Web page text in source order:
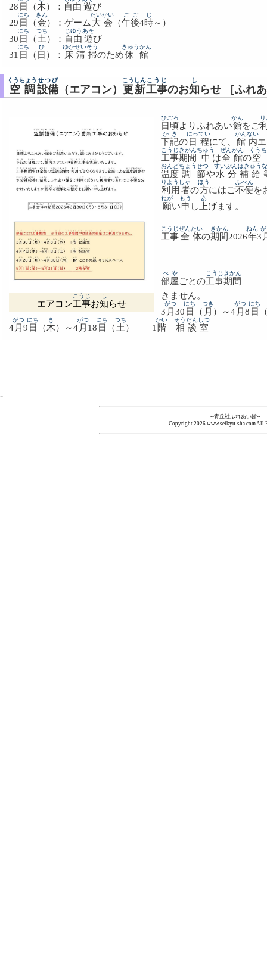
28 日 （木）： 自由 遊び
29 日
にち
（金
きん
）：ゲーム 大会
たいかい
（午後
ごご
4時
じ
～）
30 日
にち
（ 土
つち
）： 自由
じゆう
遊
あそ
び
31 日
にち
（ 日
ひ
）： 床
ゆか
清掃
せいそう
のため休館
きゅうかん
空調
くうちょう
設備
せつび
（エアコン） 更新
こうしん
工事
こうじ
のお知
し
らせ ［ふれ
エアコン工事
こうじ
お知
し
らせ
日頃
ひごろ
よりふれあい館
かん
をご
下記
かき
の 日程
にってい
にて、 館内
かんない
工事
こうじ
期間
きかん
中
ちゅう
は全館
ぜんかん
の空
くう
温度
おんど
調節
ちょうせつ
や水分
すいぶん
補給
ほきゅう
利用者
りようしゃ
の方
ほう
にはご不便
ふべん
を
願
ねが
い申
もう
し 上
あ
げます。
工事
こうじ
全体
ぜんたい
の期間
きかん
2026年
ねん
3
部屋
べや
ごとの工事
こうじ
期間
きかん
きません。
3 月
がつ
30 日
にち
（ 月
つき
）～4 月
がつ
8 日
にち
4 月
がつ
9 日
にち
（木
き
）～4 月
がつ
18 日
にち
（ 土
つち
） 1 階
かい
相談
そうだん
室
しつ
-
--青丘社ふれあい館--
Copyright 2026 www.seikyu-sha.com All